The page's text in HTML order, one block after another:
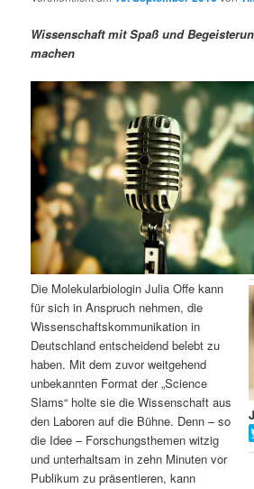
ä
r
e
I
n
h
a
l
t
s
p
n
d
ä
e
n
I
n
h
a
l
t
n
v
i
g
t
i
o
Wissenschaft mit Spaß und
machen
Die Molekularbiologin Julia Offe kann
für sich in Anspruch nehmen, die
Wissenschaftskommunikation in
Deutschland entscheidend belebt zu
haben. Mit dem zuvor weitgehend
unbekannten Format der „Science
Slams“ holte sie die Wissenschaft aus
den Laboren auf die Bühne. Denn – so
die Idee – Forschungsthemen witzig
und unterhaltsam in zehn Minuten vor
Publikum zu präsentieren, kann